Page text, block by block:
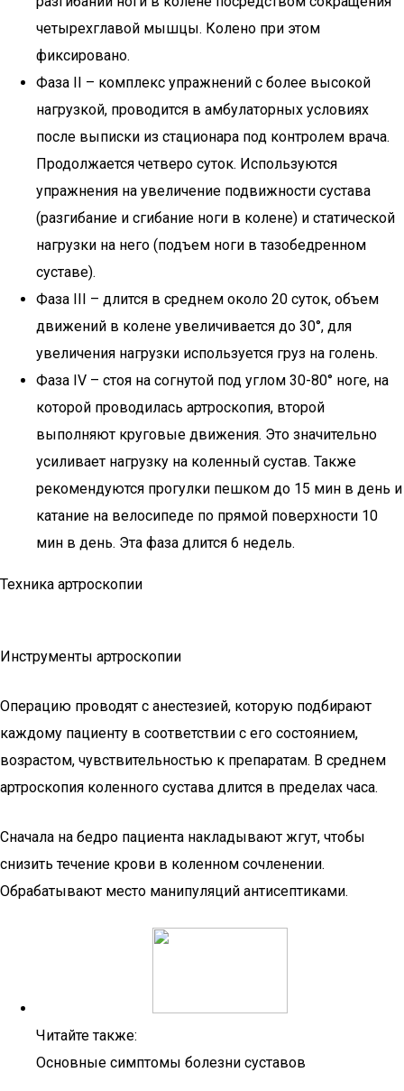
четырехглавой мышцы. Колено при этом
фиксировано.
Фаза II – комплекс упражнений с более высокой
нагрузкой, проводится в амбулаторных условиях
после выписки из стационара под контролем врача.
Продолжается четверо суток. Используются
упражнения на увеличение подвижности сустава
(разгибание и сгибание ноги в колене) и статической
нагрузки на него (подъем ноги в тазобедренном
суставе).
Фаза III – длится в среднем около 20 суток, объем
движений в колене увеличивается до 30°, для
увеличения нагрузки используется груз на голень.
Фаза IV – стоя на согнутой под углом 30-80° ноге, на
которой проводилась артроскопия, второй
выполняют круговые движения. Это значительно
усиливает нагрузку на коленный сустав. Также
рекомендуются прогулки пешком до 15 мин в день и
катание на велосипеде по прямой поверхности 10
мин в день. Эта фаза длится 6 недель.
Техника артроскопии
Инструменты артроскопии
Операцию проводят с анестезией, которую подбирают
каждому пациенту в соответствии с его состоянием,
возрастом, чувствительностью к препаратам. В среднем
артроскопия коленного сустава длится в пределах часа.
Сначала на бедро пациента накладывают жгут, чтобы
снизить течение крови в коленном сочленении.
Обрабатывают место манипуляций антисептиками.
Читайте также:
Основные симптомы болезни суставов